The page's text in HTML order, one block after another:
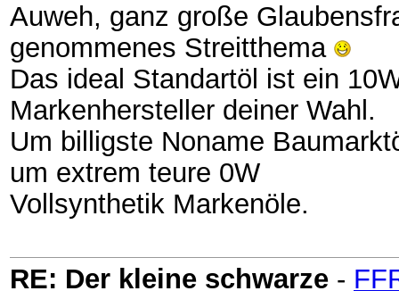
Auweh, ganz große
genommenes Streitthema
Das ideal Standartöl ist ein
Markenhersteller deiner Wahl.
Um billigste Noname
um extrem teure 0W
Vollsynthetik Markenöle.
RE: Der kleine schwarze -